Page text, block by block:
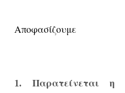
Αποφασίζουμε
1. Παρατείνεται η